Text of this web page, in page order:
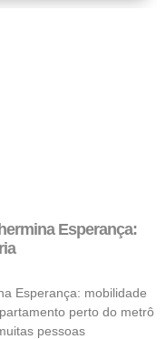
Esperança:
Esperança: mobilidade
perto do metrô
pessoas